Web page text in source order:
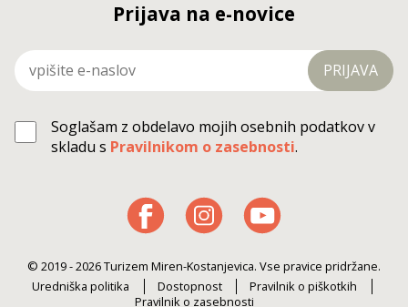
Prijava na e-novice
PRIJAVA
Soglašam z obdelavo mojih osebnih podatkov v
skladu s Pravilnikom o zasebnosti.
© 2019 - 2026 Turizem Miren-Kostanjevica. Vse pravice pridržane.
Uredniška politika
Dostopnost
Pravilnik o piškotkih
Pravilnik o zasebnosti